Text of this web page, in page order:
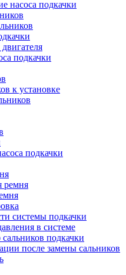
насоса подкачки
подкачки
к установке
подкачки
ремня
системы подкачки
в системе
подкачки
после замены сальников